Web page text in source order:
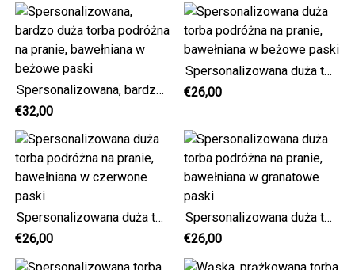
Spersonalizowana, bardzo duża torba podróżna na pranie, bawełniana w beżowe paski
€32,00
Spersonalizowana duża torba podróżna na pranie, bawełniana w beżowe paski
€26,00
Spersonalizowana duża torba podróżna na pranie, bawełniana w czerwone paski
€26,00
Spersonalizowana duża torba podróżna na pranie, bawełniana w granatowe paski
€26,00